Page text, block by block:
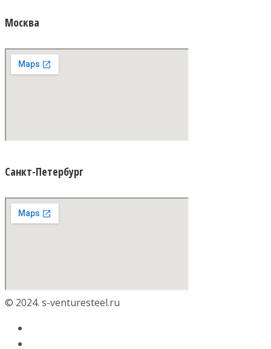
Москва
Санкт-Петербург
© 2024. s-venturesteel.ru